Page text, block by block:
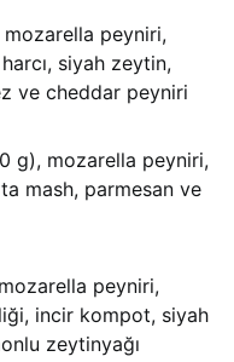
peyniri,
siyah zeytin,
ve cheddar peyniri
g), mozarella peyniri,
mash, parmesan ve
peyniri,
incir kompot, siyah
zeytinyağı